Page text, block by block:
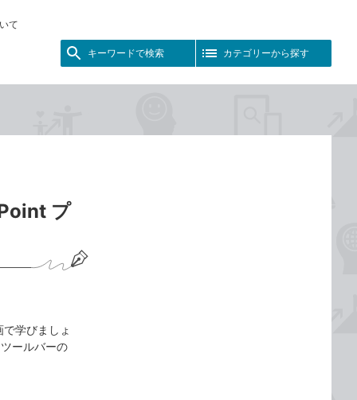
て
キーワードで検索 カテゴリーから探す
プ
学びましょ
ールバーの